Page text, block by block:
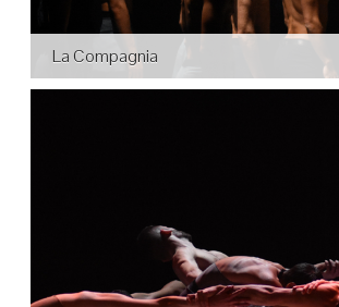
La Compagnia